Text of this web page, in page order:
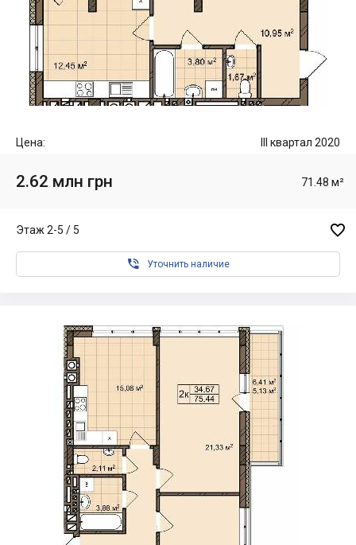
Цена: III квартал 2020
2.62 млн грн 71.48 м²
Этаж 2-5 / 5 
 Уточнить наличие